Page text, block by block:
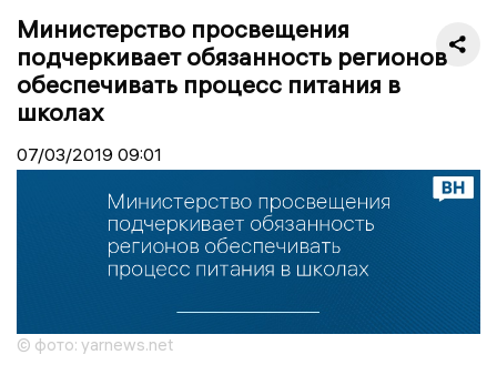
Министерство просвещения
подчеркивает обязанность регионов
обеспечивать процесс питания в
школах
07/03/2019 09:01
© фото: yarnews.net